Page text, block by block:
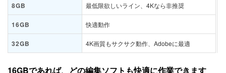
8GB 最低限欲しいライン、4Kなら非推奨
16GB 快適動作
32GB 4K画質もサクサク動作、Adobeに最適
16GBであれば、どの編集ソフトも快適に作業できます